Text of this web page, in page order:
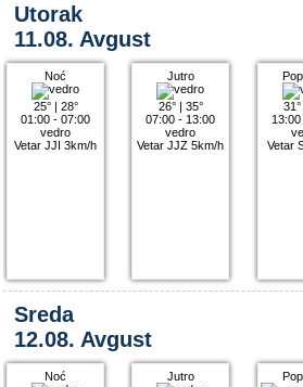
Utorak
11.08. Avgust
Noć
25°| 28°
01:00 - 07:00
vedro
Vetar JJI 3km/h
Jutro
26°| 35°
07:00 - 13:00
vedro
Vetar JJZ 5km/h
31°
Vetar
Sreda
12.08. Avgust
Noć Jutro